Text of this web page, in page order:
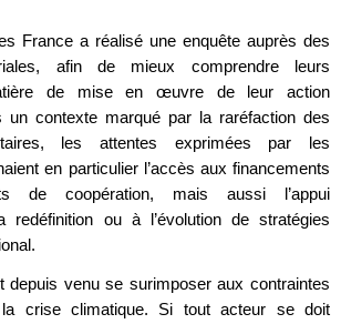
France a réalisé une enquête auprès des
afin de mieux comprendre leurs
de mise en œuvre de leur action
un contexte marqué par la raréfaction des
les attentes exprimées par les
en particulier l’accès aux financements
de coopération, mais aussi l’appui
redéfinition ou à l’évolution de stratégies
depuis venu se surimposer aux contraintes
crise climatique. Si tout acteur se doit